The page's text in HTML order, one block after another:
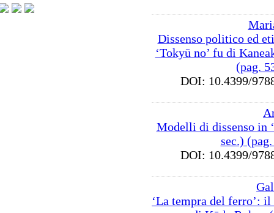
Dissenso politico ed
‘Tokyū no’ fu di
(pag.
DOI: 10.4399/
Modelli di dissenso in
sec.)
DOI: 10.4399/
‘La tempra del ferro’: